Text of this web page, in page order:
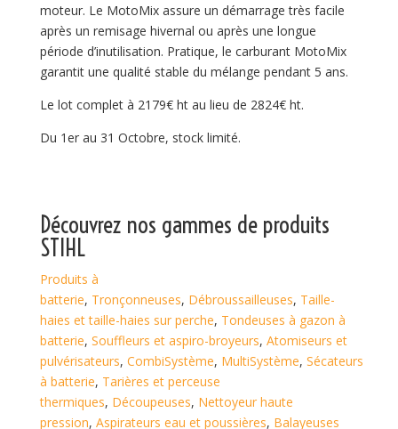
moteur. Le MotoMix assure un démarrage très facile
après un remisage hivernal ou après une longue
période d’inutilisation. Pratique, le carburant MotoMix
garantit une qualité stable du mélange pendant 5 ans.
Le lot complet à 2179€ ht au lieu de 2824€ ht.
Du 1er au 31 Octobre, stock limité.
Découvrez nos gammes de produits
STIHL
Produits à
batterie, Tronçonneuses, Débroussailleuses, Taille-
haies et taille-haies sur perche, Tondeuses à gazon à
batterie, Souffleurs et aspiro-broyeurs, Atomiseurs et
pulvérisateurs, CombiSystème, MultiSystème, Sécateurs
à batterie, Tarières et perceuse
thermiques, Découpeuses, Nettoyeur haute
pression, Aspirateurs eau et poussières, Balayeuses